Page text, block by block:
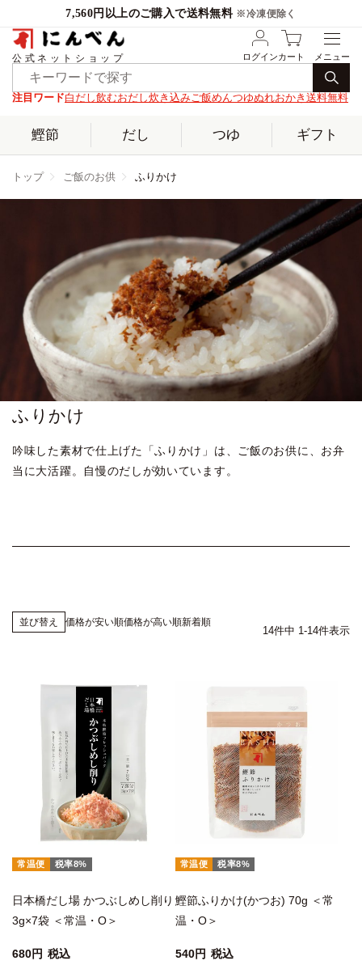
7,560円以上のご購入で送料無料 ※冷凍便除く
公式ネットショップ ログインカート
注目ワード白だし飲むおだし炊き込みご飯めんつゆぬれおかき 送料無料
鰹節 だし つゆ ギフト
トップ ご飯のお供 ふりかけ
ふりかけ
吟味した素材で仕上げた「ふりかけ」は、ご飯のお供に、お弁
当に大活躍。自慢のだしが効いています。
並び替え 価格が安い順価格が高い順新着順
14件中 1-14件表示
常温便 税率8%
日本橋だし場 かつぶしめし削り
3g×7袋 ＜常温・O＞
680 税込
常温便 税率8%
鰹節ふりかけ(かつお) 70g ＜常
温・O＞
540 税込